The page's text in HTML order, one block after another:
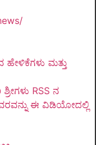
ಮತ್ತು
RSS ನ
ಈ ವಿಡಿಯೋದಲ್ಲಿ